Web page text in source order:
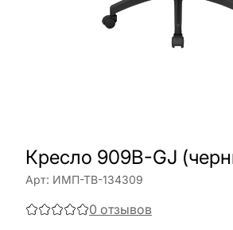
Кресло 909B-GJ
Арт: ИМП-ТВ-134309
0 отзывов